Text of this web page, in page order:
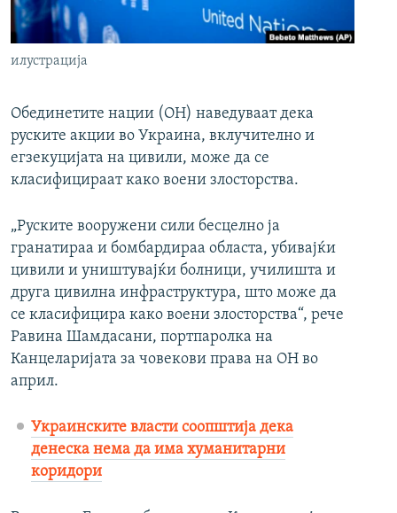
РСЕ веб страници
илустрација
Обединетите нации (ОН) наведуваат дека
руските акции во Украина, вклучително и
егзекуцијата на цивили, може да се
класифицираат како воени злосторства.
„Руските вооружени сили бесцелно ја
гранатираа и бомбардираа областа, убивајќи
цивили и уништувајќи болници, училишта и
друга цивилна инфраструктура, што може да
се класифицира како воени злосторства“, рече
Равина Шамдасани, портпаролка на
Канцеларијата за човекови права на ОН во
април.
Украинските власти соопштија дека
денеска нема да има хуманитарни
коридори